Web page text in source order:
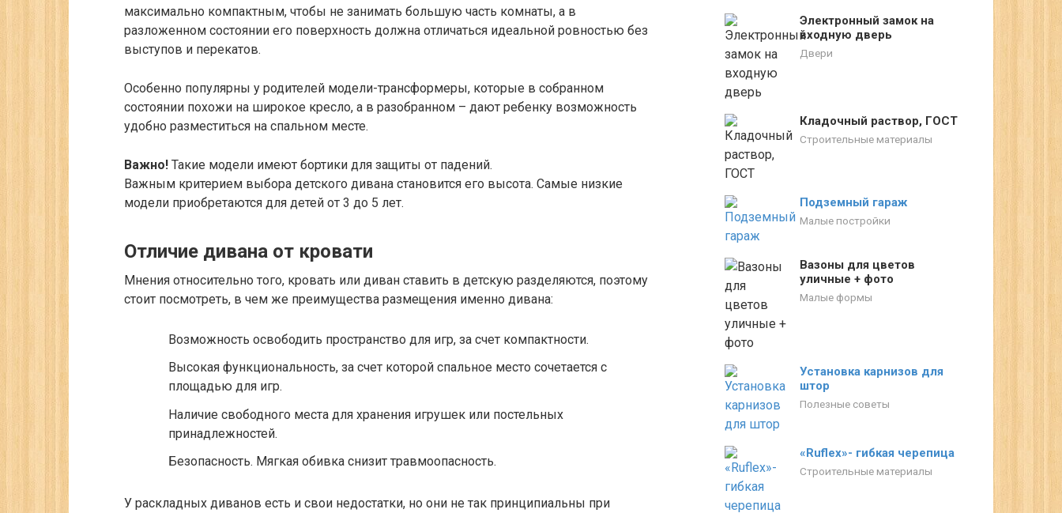
максимально компактным, чтобы не занимать большую часть комнаты, а в
разложенном состоянии его поверхность должна отличаться идеальной ровностью без
выступов и перекатов.
Особенно популярны у родителей модели-трансформеры, которые в собранном
состоянии похожи на широкое кресло, а в разобранном – дают ребенку возможность
удобно разместиться на спальном месте.
Важно! Такие модели имеют бортики для защиты от падений.
Важным критерием выбора детского дивана становится его высота. Самые низкие
модели приобретаются для детей от 3 до 5 лет.
Отличие дивана от кровати
Мнения относительно того, кровать или диван ставить в детскую разделяются, поэтому
стоит посмотреть, в чем же преимущества размещения именно дивана:
Возможность освободить пространство для игр, за счет компактности.
Высокая функциональность, за счет которой спальное место сочетается с
площадью для игр.
Наличие свободного места для хранения игрушек или постельных
принадлежностей.
Безопасность. Мягкая обивка снизит травмоопасность.
У раскладных диванов есть и свои недостатки, но они не так принципиальны при
Электронный замок на
входную дверь
Двери
Кладочный раствор, ГОСТ
Строительные материалы
Подземный гараж
Малые постройки
Вазоны для цветов
уличные + фото
Малые формы
Установка карнизов для
штор
Полезные советы
«Ruflex»- гибкая черепица
Строительные материалы